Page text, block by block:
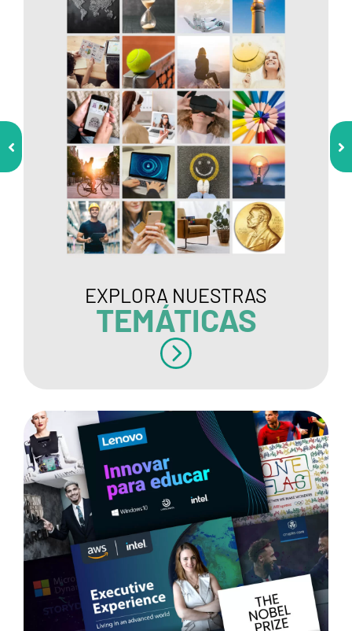
EXPLORA NUESTRAS
TEMÁTICAS